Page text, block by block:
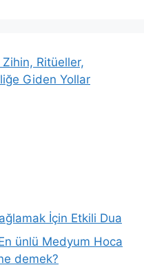
Zihin, Ritüeller,
Giden Yollar
İçin Etkili Dua
ünlü Medyum Hoca
demek?